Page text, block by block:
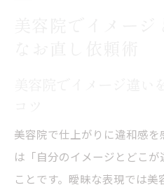
美容院で仕上がりに違和感
は「自分のイメージとどこ
ことです。曖昧な表現では